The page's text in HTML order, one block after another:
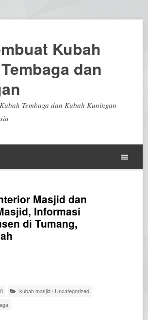
Kubah
dan
Tembaga dan Kubah Kuningan
Masjid dan
Informasi
di Tumang,
kubah masjid/ Uncategorized